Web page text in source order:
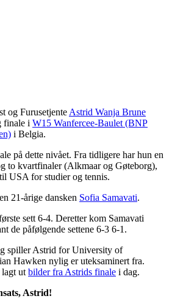
og Furusetjente Astrid Wanja Brune
finale i W15 Wanfercee-Baulet (BNP
i Belgia.
på dette nivået. Fra tidligere har hun en
to kvartfinaler (Alkmaar og Gøteborg),
USA for studier og tennis.
21-årige dansken Sofia Samavati.
sett 6-4. Deretter kom Samavati
de påfølgende settene 6-3 6-1.
spiller Astrid for University of
Hawken nylig er uteksaminert fra.
lagt ut bilder fra Astrids finale i dag.
Astrid!